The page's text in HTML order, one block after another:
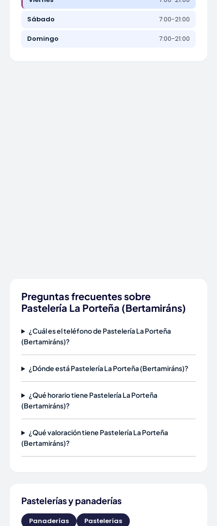
Sábado 7:00-21:00
Domingo 7:00-21:00
Preguntas frecuentes sobre
Pastelería La Porteña (Bertamiráns)
¿Cuál es el teléfono de Pastelería La Porteña
(Bertamiráns)?
¿Dónde está Pastelería La Porteña (Bertamiráns)?
¿Qué horario tiene Pastelería La Porteña
(Bertamiráns)?
¿Qué valoración tiene Pastelería La Porteña
(Bertamiráns)?
Pastelerías y panaderías
Panaderías Pastelerías